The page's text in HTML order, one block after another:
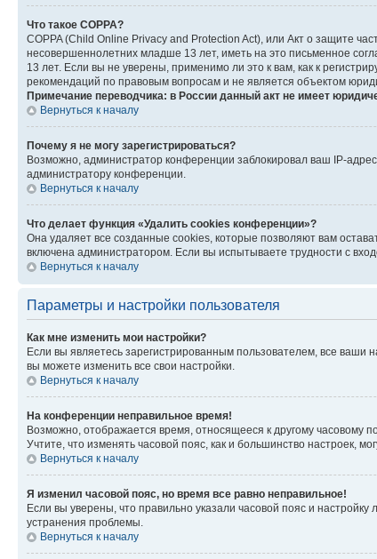
Что такое COPPA?
COPPA (Child Online Privacy and Protection Act), или Акт о защите
несовершеннолетних младше 13 лет, иметь на это письменное
13 лет. Если вы не уверены, применимо ли это к вам, как к
рекомендаций по правовым вопросам и не является объектом
Примечание переводчика: в России данный акт не имеет
Вернуться к началу
Почему я не могу зарегистрироваться?
Возможно, администратор конференции заблокировал ваш IP-
администратору конференции.
Вернуться к началу
Что делает функция «Удалить cookies конференции»?
Она удаляет все созданные cookies, которые позволяют вам
включена администратором. Если вы испытываете трудности с
Вернуться к началу
Параметры и настройки пользователя
Как мне изменить мои настройки?
Если вы являетесь зарегистрированным пользователем, все
вы можете изменить все свои настройки.
Вернуться к началу
На конференции неправильное время!
Возможно, отображается время, относящееся к другому часовому
Учтите, что изменять часовой пояс, как и большинство настроек,
Вернуться к началу
Я изменил часовой пояс, но время все равно неправильное!
Если вы уверены, что правильно указали часовой пояс и
устранения проблемы.
Вернуться к началу